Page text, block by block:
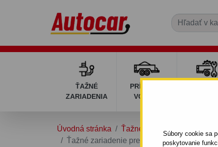
Súbory cookie sa
poskytovanie
ŤAŽNÉ
ZARIADENIA
PRÍVESNÉ
VOZÍKY
Úvodná stránka Ťažné zariadenia
Ťažné zariadenie pre BMW Seria 3 - E36 -